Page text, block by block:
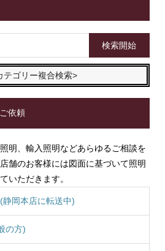
テゴリー複合検索>
依頼
明、輸入照明などあらゆるご相談を
舗のお客様には図面に基づいて照明
いただきます。
岡本店に転送中)
の方)